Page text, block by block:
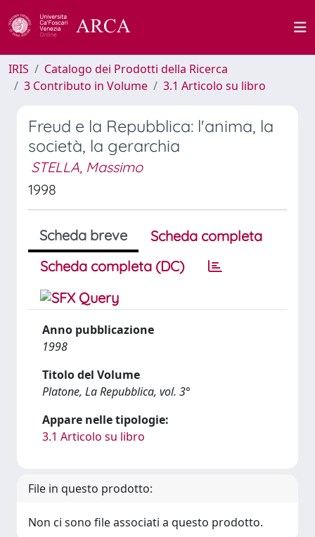
IRIS
Catalogo dei Prodotti della Ricerca
3 Contributo in Volume
3.1 Articolo su libro
Freud e la Repubblica: l'anima, la
società, la gerarchia
STELLA, Massimo
1998
Scheda breve
Scheda completa
Scheda completa (DC)
Anno pubblicazione
1998
Titolo del Volume
Platone, La Repubblica, vol. 3°
Appare nelle tipologie:
3.1 Articolo su libro
File in questo prodotto:
Non ci sono file associati a questo prodotto.